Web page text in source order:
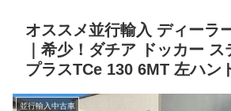
オススメ並行輸入 ディーラ
｜希少！ダチア ドッカー
プラスTCe 130 6MT 左ハン
並行輸入中古車